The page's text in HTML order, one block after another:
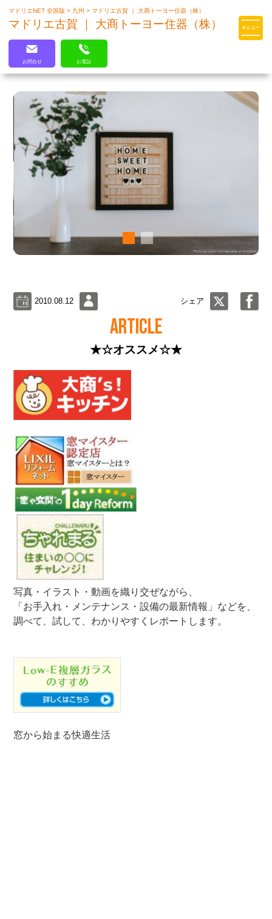
マドリエはLIXILの厳しい基準を
クリアした住まいのプロ集団です
マドリエNET 全国版> 九州>マドリエ古賀 ｜ 大商トーヨー住器（株）
マドリエ古賀 ｜ 大商トーヨー住器（株）
お問合せ お電話
2010.08.12 シェア
ARTICLE
★☆オススメ☆★